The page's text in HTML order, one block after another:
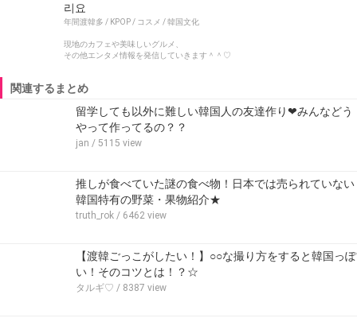
리요
年間渡韓多 / KPOP / コスメ / 韓国文化
現地のカフェや美味しいグルメ、
その他エンタメ情報を発信していきます＾＾♡
関連するまとめ
留学しても以外に難しい韓国人の友達作り❤みんなどう
やって作ってるの？？
jan / 5115 view
推しが食べていた謎の食べ物！日本では売られていない
韓国特有の野菜・果物紹介★
truth_rok / 6462 view
【渡韓ごっこがしたい！】○○な撮り方をすると韓国っぽ
い！そのコツとは！？☆
タルギ♡ / 8387 view